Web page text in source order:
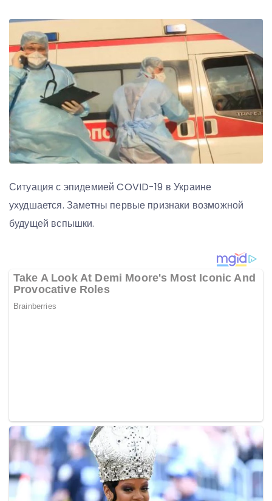
Ситуация с эпидемией COVID-19 в Украине
ухудшается. Заметны первые признаки возможной
будущей вспышки.